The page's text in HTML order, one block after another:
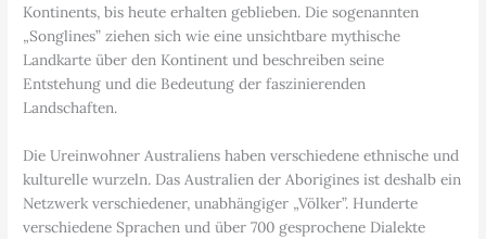
Kontinents, bis heute erhalten geblieben. Die sogenannten
„Songlines” ziehen sich wie eine unsichtbare mythische
Landkarte über den Kontinent und beschreiben seine
Entstehung und die Bedeutung der faszinierenden
Landschaften.
Die Ureinwohner Australiens haben verschiedene ethnische und
kulturelle wurzeln. Das Australien der Aborigines ist deshalb ein
Netzwerk verschiedener, unabhängiger „Völker”. Hunderte
verschiedene Sprachen und über 700 gesprochene Dialekte